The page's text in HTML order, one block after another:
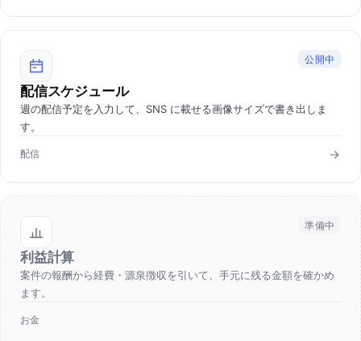
公開中
配信スケジュール
週の配信予定を入力して、SNS に載せる画像サイズで書き出しま
す。
配信
準備中
利益計算
案件の報酬から経費・源泉徴収を引いて、手元に残る金額を確かめ
ます。
お金